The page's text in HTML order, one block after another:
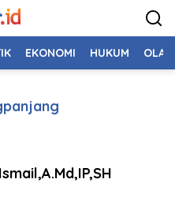
EKONOMI HUKUM